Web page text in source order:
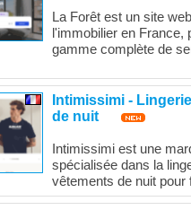
La Forêt est un site
l'immobilier en France,
gamme complète de
Intimissimi -
de nuit
Intimissimi est une
spécialisée dans la
vêtements de nuit pour